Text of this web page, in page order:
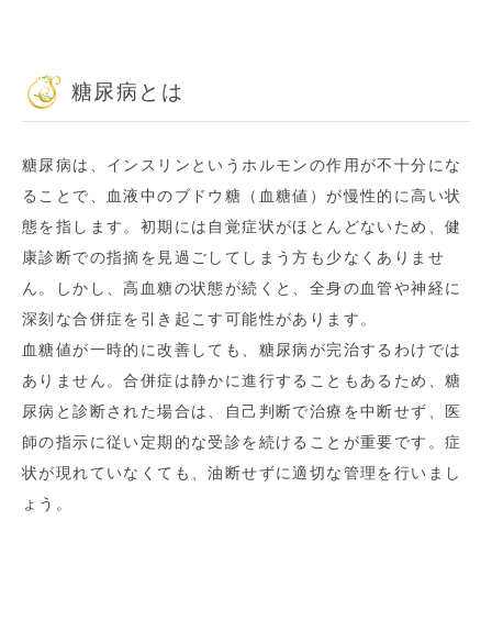
糖尿病とは
糖尿病は、インスリンというホルモンの作用が不十分にな
ることで、血液中のブドウ糖（血糖値）が慢性的に高い状
態を指します。初期には自覚症状がほとんどないため、健
康診断での指摘を見過ごしてしまう方も少なくありませ
ん。しかし、高血糖の状態が続くと、全身の血管や神経に
深刻な合併症を引き起こす可能性があります。
血糖値が一時的に改善しても、糖尿病が完治するわけでは
ありません。合併症は静かに進行することもあるため、糖
尿病と診断された場合は、自己判断で治療を中断せず、医
師の指示に従い定期的な受診を続けることが重要です。症
状が現れていなくても、油断せずに適切な管理を行いまし
ょう。